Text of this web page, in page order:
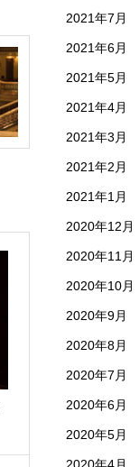
2021年7月
2021年6月
2021年5月
2021年4月
2021年3月
2021年2月
2021年1月
2020年12月
2020年11月
2020年10月
2020年9月
2020年8月
2020年7月
2020年6月
2020年5月